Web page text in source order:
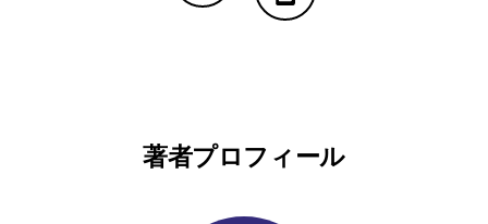
Copy Linkで共有する
著者プロフィール